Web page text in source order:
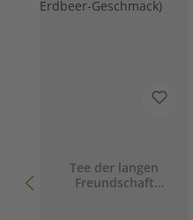
Tee der langen
Freundschaft